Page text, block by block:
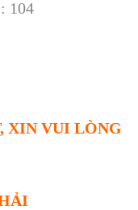
104
XIN VUI LÒNG